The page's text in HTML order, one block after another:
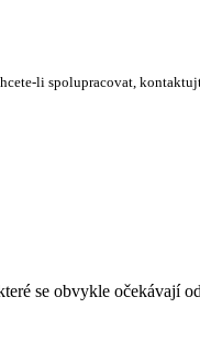
li spolupracovat,
se obvykle očekávají